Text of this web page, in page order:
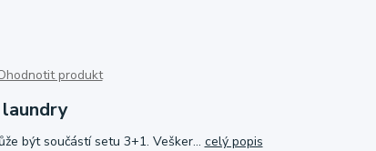
produkt
být součástí setu 3+1. Vešker... celý popis